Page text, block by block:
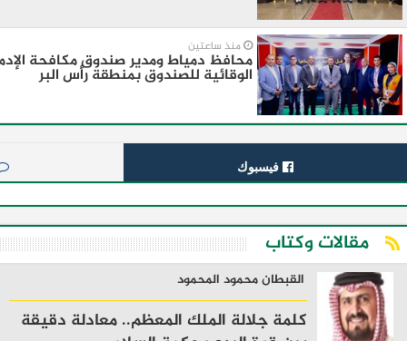
منذ ساعتين
محافظ دمياط ومدير صندوق مكافحة
الوقائية للصندوق بمنطقة رأس البر
فيسبوك
مقالات وكتاب
القبطان محمود المحمود
كلمة جلالة الملك المعظم.. معادلة دقيقة